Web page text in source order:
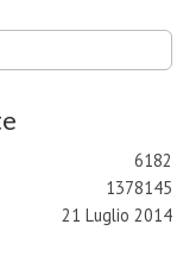
6182
1378145
21 Luglio 2014